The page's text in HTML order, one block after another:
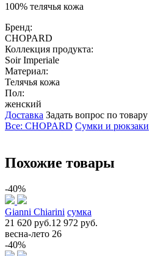
100% телячья кожа
Бренд:
CHOPARD
Коллекция продукта:
Soir Imperiale
Материал:
Телячья кожа
Пол:
женский
Доставка Задать вопрос по товару
Все: CHOPARD Сумки и рюкзаки
Похожие товары
-40%
Gianni Chiarini сумка
21 620 руб.12 972 руб.
весна-лето 26
-40%